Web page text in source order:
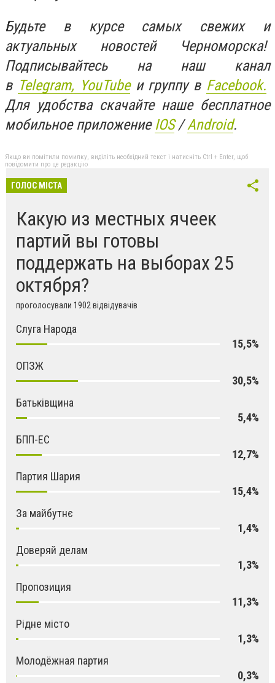
Будьте в курсе самых свежих и
актуальных новостей Черноморска!
Подписывайтесь на наш канал
в Telegram, YouTubeи группу в Facebook.
Для удобства скачайте наше бесплатное
мобильное приложение IOS/Android.
Якщо ви помітили помилку, виділіть необхідний текст і натисніть Ctrl + Enter, щоб
повідомити про це редакцію
ГОЛОС МІСТА
Какую из местных ячеек
партий вы готовы
поддержать на выборах 25
октября?
проголосували 1902 відвідувачів
Слуга Народа
15,5%
ОПЗЖ
30,5%
Батьківщина
5,4%
БПП-ЕС
12,7%
Партия Шария
15,4%
За майбутнє
1,4%
Доверяй делам
1,3%
Пропозиция
11,3%
Рідне місто
1,3%
Молодёжная партия
0,3%